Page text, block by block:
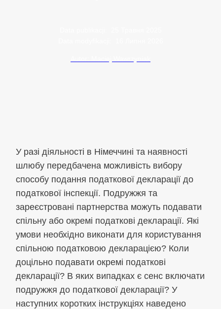
У разі діяльності в Німеччині та наявності
шлюбу передбачена можливість вибору
способу подання податкової декларації до
податкової інспекції. Подружжя та
зареєстровані партнерства можуть подавати
спільну або окремі податкові декларації. Які
умови необхідно виконати для користування
спільною податковою декларацією? Коли
доцільно подавати окремі податкові
декларації? В яких випадках є сенс включати
подружжя до податкової декларації? У
наступних коротких інструкціях наведено